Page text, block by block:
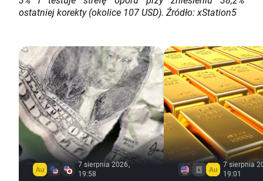
ostatniej korekty (okolice 107 USD). Źródło: xStation5
7 sierpnia 2026,
19:58
7 sierpnia
19:01